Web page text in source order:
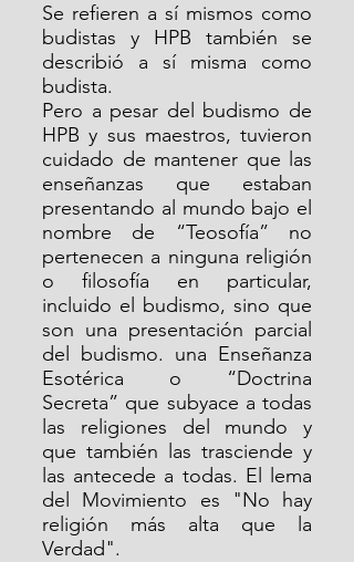
Se refieren a sí mismos como
budistas y HPB también se
describió a sí misma como
budista.
Pero a pesar del budismo de
HPB y sus maestros, tuvieron
cuidado de mantener que las
enseñanzas que estaban
presentando al mundo bajo el
nombre de “Teosofía” no
pertenecen a ninguna religión
o filosofía en particular,
incluido el budismo, sino que
son una presentación parcial
del budismo. una Enseñanza
Esotérica o “Doctrina
Secreta” que subyace a todas
las religiones del mundo y
que también las trasciende y
las antecede a todas. El lema
del Movimiento es "No hay
religión más alta que la
Verdad".